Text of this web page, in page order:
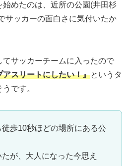
めたのは、近所の公園(井田杉
サッカーの面白さに気付いたか
サッカーチームに入ったので
スリートにしたい！』というタ
です。
歩10秒ほどの場所にある公
が、大人になった今思え